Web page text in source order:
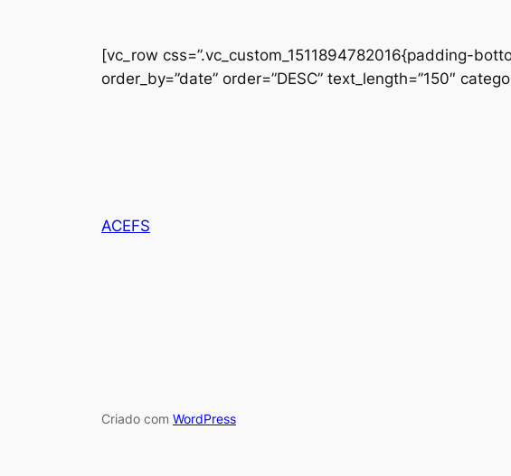
[vc_row css=”.vc_custom_1511894782016{padding-
order_by=”date” order=”DESC” text_length=”150″
ACEFS
Criado com WordPress